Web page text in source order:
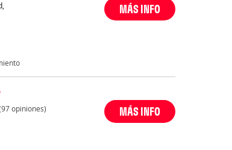
MÁS INFO
opiniones) MÁS INFO